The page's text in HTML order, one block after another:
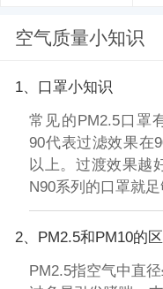
空气质量小知识
1、口罩小知识
常见的PM2.5口罩
90代表过滤效果在
以上。过渡效果越
N90系列的口罩就足
2、PM2.5和PM10的
PM2.5指空气中直